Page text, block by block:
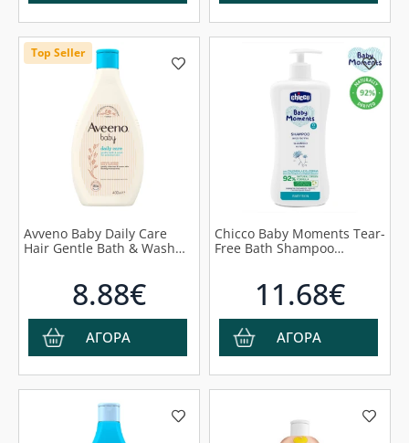
Top Seller
Avveno Baby Daily Care
Hair Gentle Bath & Wash
8.88€
ΑΓΟΡΑ
Chicco Baby Moments Tear-
Free Bath Shampoo
11.68€
ΑΓΟΡΑ